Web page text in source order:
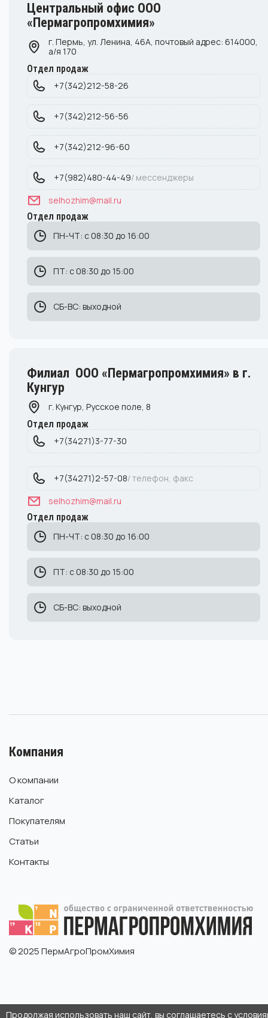
Центральный офис ООО
«Пермагропромхимия»
г. Пермь, ул. Ленина, 46А, почтовый адрес: 614000,
а/я 170
Отдел продаж
+7(342)212-58-26
+7(342)212-56-56
+7(342)212-96-60
+7(982)480-44-49/ мессенджеры
selhozhim@mail.ru
Отдел продаж
ПН-ЧТ: с 08:30 до 16:00
ПТ: с 08:30 до 15:00
СБ-ВС: выходной
Филиал ООО «Пермагропромхимия» в г.
Кунгур
г. Кунгур, Русское поле, 8
Отдел продаж
+7(34271)3-77-30
+7(34271)2-57-08/ телефон, факс
selhozhim@mail.ru
Отдел продаж
ПН-ЧТ: с 08:30 до 16:00
ПТ: с 08:30 до 15:00
СБ-ВС: выходной
Компания
О компании
Каталог
Покупателям
Статьи
Контакты
© 2025 ПермАгроПромХимия
Продолжая использовать наш сайт, вы соглашаетесь с